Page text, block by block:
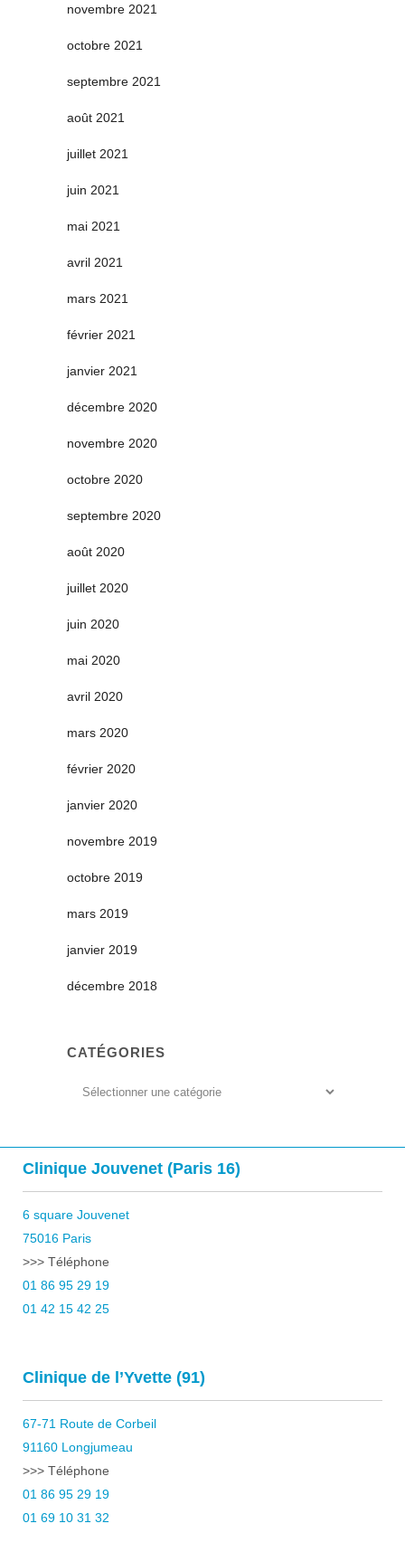
novembre 2021
octobre 2021
septembre 2021
août 2021
juillet 2021
juin 2021
mai 2021
avril 2021
mars 2021
février 2021
janvier 2021
décembre 2020
novembre 2020
octobre 2020
septembre 2020
août 2020
juillet 2020
juin 2020
mai 2020
avril 2020
mars 2020
février 2020
janvier 2020
novembre 2019
octobre 2019
mars 2019
janvier 2019
décembre 2018
CATÉGORIES
Catégories
Clinique Jouvenet (Paris 16)
6 square Jouvenet
75016 Paris
>>> Téléphone
01 86 95 29 19
01 42 15 42 25
Clinique de l’Yvette (91)
67-71 Route de Corbeil
91160 Longjumeau
>>> Téléphone
01 86 95 29 19
01 69 10 31 32